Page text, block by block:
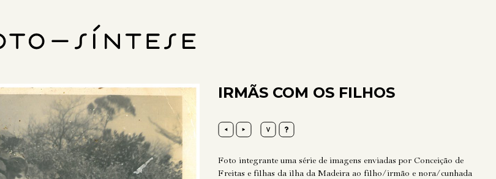
IRMÃS COM OS FILHOS
Foto integrante uma série de imagens enviadas por Conceição de
Freitas e filhas da ilha da Madeira ao filho/irmão e nora/cunhada